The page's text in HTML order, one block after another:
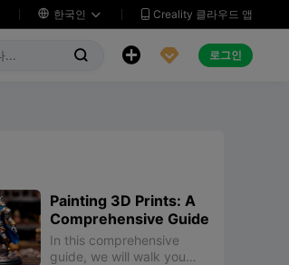
 한국인   Creality 클라우드 앱
   로그인
Painting 3D Prints: A
Comprehensive Guide
In this comprehensive
guide, we will walk you